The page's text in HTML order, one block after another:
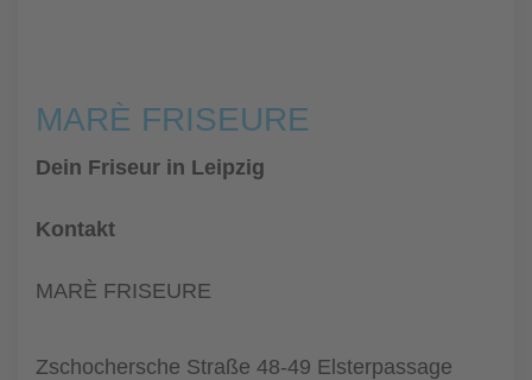
MARÈ FRISEURE
Dein Friseur in Leipzig
Kontakt
MARÈ FRISEURE
Zschochersche Straße 48-49 Elsterpassage